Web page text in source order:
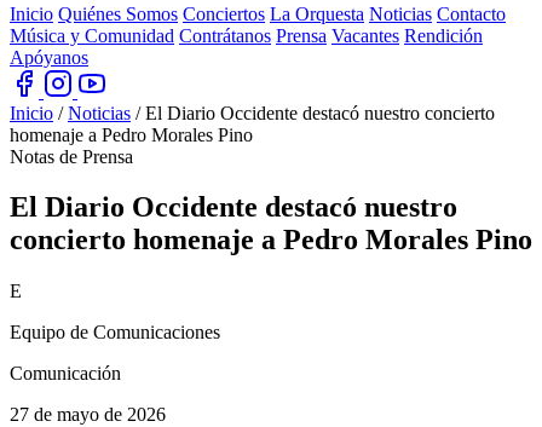
Inicio Quiénes Somos Conciertos La Orquesta Noticias Contacto
Música y Comunidad Contrátanos Prensa Vacantes Rendición
Apóyanos
Inicio / Noticias / El Diario Occidente destacó nuestro concierto
homenaje a Pedro Morales Pino
Notas de Prensa
El Diario Occidente destacó nuestro
concierto homenaje a Pedro Morales Pino
E
Equipo de Comunicaciones
Comunicación
27 de mayo de 2026